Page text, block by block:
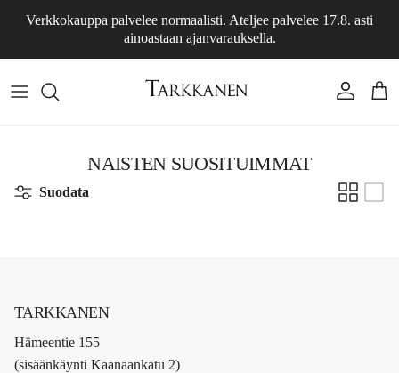
Verkkokauppa palvelee normaalisti. Ateljee palvelee 17.8. asti
ainoastaan ajanvarauksella.
Tili
NAISTEN SUOSITUIMMAT
Suodata
TARKKANEN
Hämeentie 155
(sisäänkäynti Kaanaankatu 2)